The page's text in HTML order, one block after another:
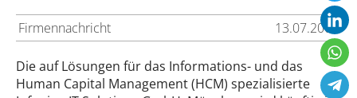
Firmennachricht 13.07.2009
Die auf Lösungen für das Informations- und das
Human Capital Management (HCM) spezialisierte